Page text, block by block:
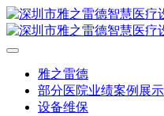
雅之雷德
部分医院业绩案例展示
设备维保